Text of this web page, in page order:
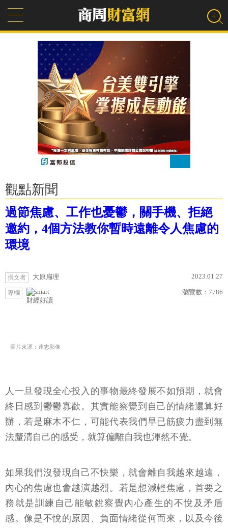
觀點新聞
過節焦慮、工作也憂鬱，關手機、拒絕
邀約，4個方法教你暫時遠離令人焦慮的
環境
撰文者 大原扁理 2023.01.27
專欄
財經好讀
瀏覽數： 7786
圖片來源：達志影像
人一旦發現全心投入的事物最終發展不如預期，就會
終日感到鬱鬱寡歡。其實能察覺到自己的情緒還算好
辦，若是麻木不仁，可能代表我們早已筋疲力盡到無
法釐清自己的感受，就算偏離自我也渾然不覺。
如果我們沒發現自己不快樂，就會離自我越來越遠，
內心的焦慮也會越演越烈。若是想減輕焦慮，首要之
務就是訓練自己能敏銳察覺內心產生的不悅及矛盾
感。像是不悅的原因、負面情緒從何而來，以及今後